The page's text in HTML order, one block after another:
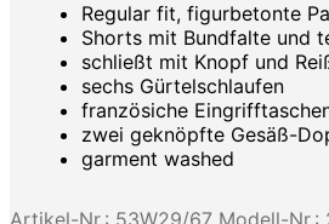
Regular fit, figurbetonte
Shorts mit Bundfalte und
schließt mit Knopf und
sechs Gürtelschlaufen
französiche
zwei geknöpfte Gesäß-
garment washed